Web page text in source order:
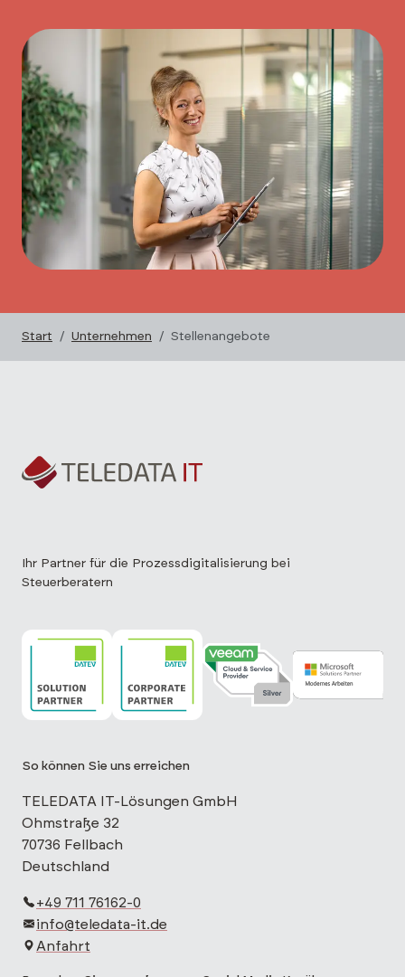
Start Unternehmen Stellenangebote
Ihr Partner für die Prozessdigitalisierung bei
Steuerberatern
So können Sie uns erreichen
TELEDATA IT-Lösungen GmbH
Ohmstraße 32
70736 Fellbach
Deutschland
+49 711 76162-0
info@teledata-it.de
Anfahrt